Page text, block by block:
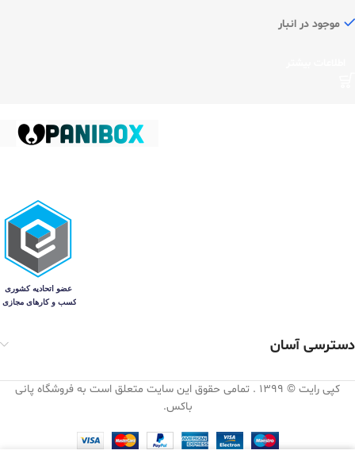
موجود در انبار
دسترسی آسان
کپی رایت © 1399 . تمامی حقوق این سایت متعلق است به فروشگاه پانی
باکس.